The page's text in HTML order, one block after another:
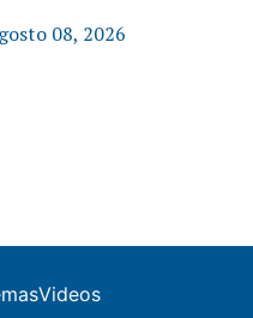
08, 2026
Videos